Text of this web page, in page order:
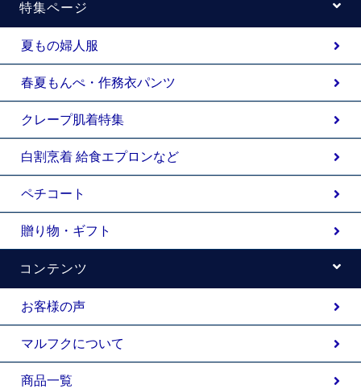
特集ページ
夏もの婦人服
春夏もんぺ・作務衣パンツ
クレープ肌着特集
白割烹着 給食エプロンなど
ペチコート
贈り物・ギフト
コンテンツ
お客様の声
マルフクについて
商品一覧